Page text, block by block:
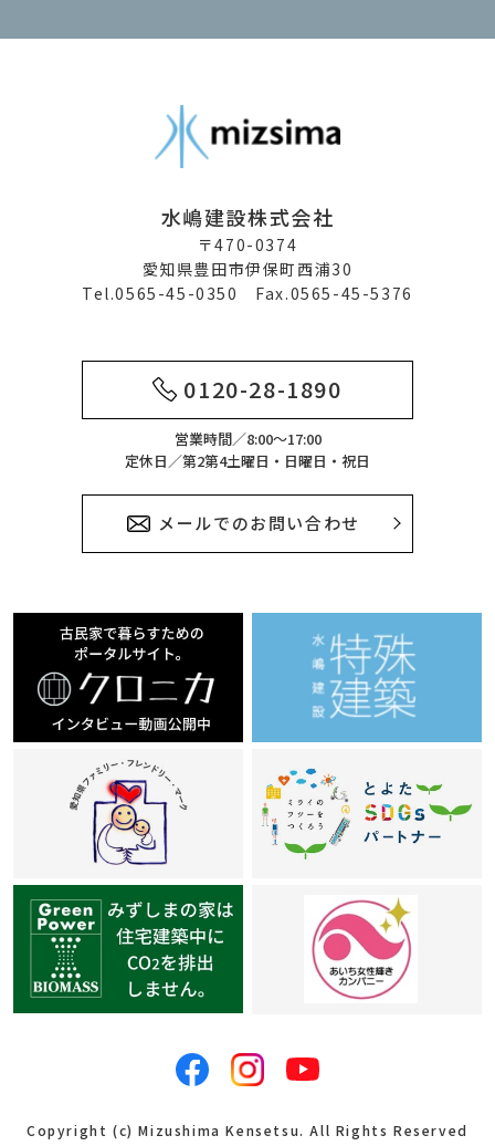
水嶋建設株式会社
〒470-0374
愛知県豊田市伊保町西浦30
Tel.0565-45-0350 Fax.0565-45-5376
0120-28-1890
営業時間／8:00～17:00
定休日／第2第4土曜日・日曜日・祝日
メールでのお問い合わせ
Copyright (c) Mizushima Kensetsu. All Rights Reserved